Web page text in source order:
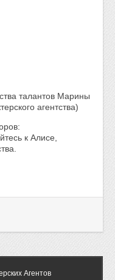
талантов Марины
агентства)
к Алисе,
Агентов